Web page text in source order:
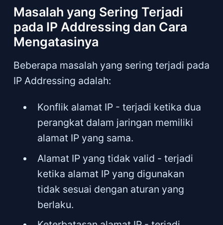
Masalah yang Sering Terjadi
pada IP Addressing dan Cara
Mengatasinya
Beberapa masalah yang sering terjadi pada
IP Addressing adalah:
Konflik alamat IP - terjadi ketika dua
perangkat dalam jaringan memiliki
alamat IP yang sama.
Alamat IP yang tidak valid - terjadi
ketika alamat IP yang digunakan
tidak sesuai dengan aturan yang
berlaku.